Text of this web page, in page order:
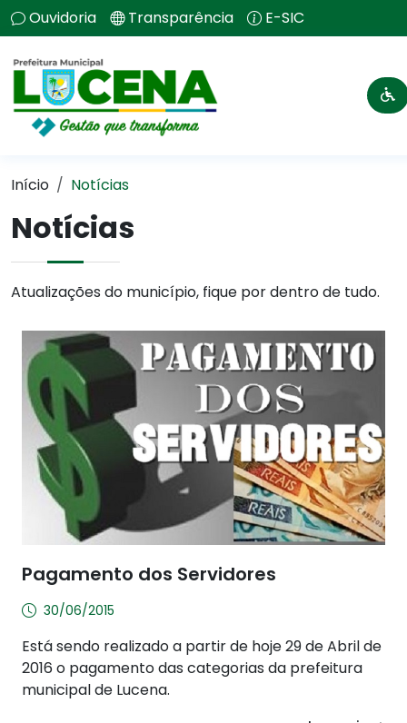
Ouvidoria Transparência E-SIC
Início Notícias
Notícias
Atualizações do município, fique por dentro de tudo.
Pagamento dos Servidores
30/06/2015
Está sendo realizado a partir de hoje 29 de Abril de
2016 o pagamento das categorias da prefeitura
municipal de Lucena.